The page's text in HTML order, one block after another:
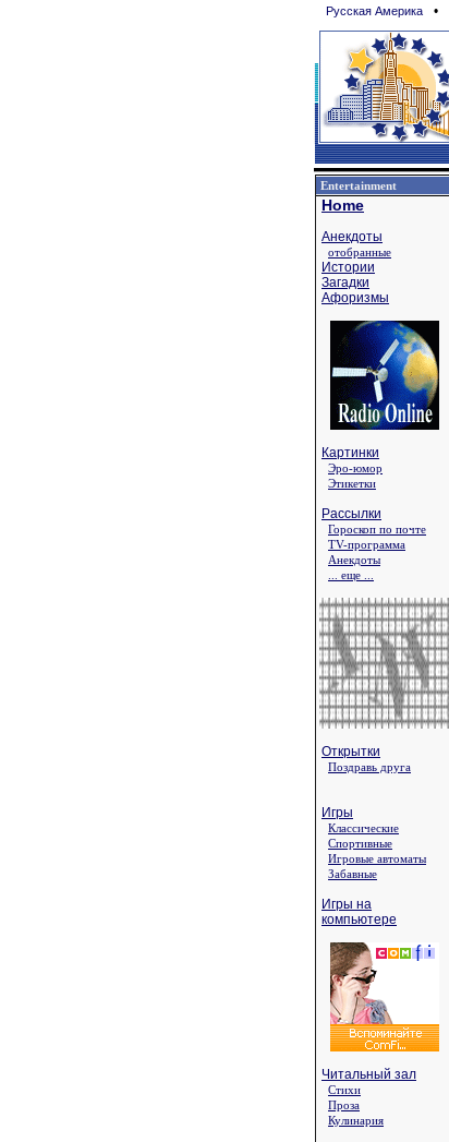
Русская Америка •
Entertainment
Home
Анекдоты
отобранные
Истории
Загадки
Афоризмы
Картинки
Эро-юмор
Этикетки
Рассылки
Гороскоп по почте
TV-программа
Анекдоты
... еще ...
Открытки
Поздравь друга
Игры
Классические
Спортивные
Игровые автоматы
Забавные
Игры на
компьютере
Читальный зал
Стихи
Проза
Кулинария